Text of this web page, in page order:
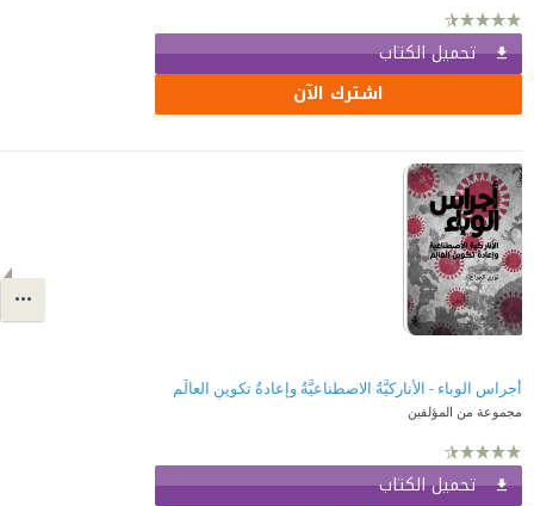
تحميل الكتاب
اشترك الآن
أجراس الوباء - الأناركيَّةُ الاصطناعيَّةُ وإعادةُ تكوينِ العالَم
مجموعة من المؤلفين
تحميل الكتاب